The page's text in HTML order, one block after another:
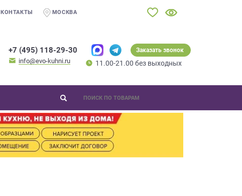
КОНТАКТЫ МОСКВА
+7 (495) 118-29-30
info@evo-kuhni.ru
Заказать звонок
11.00-21.00 без выходных